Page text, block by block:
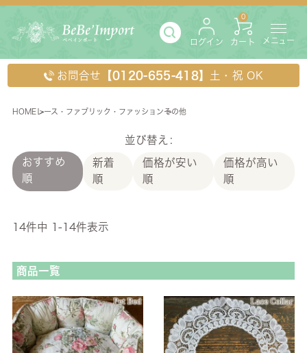
ログイン カート
0
メニュー
お問合せ 【0120-655-418】 土・祝 OK
HOME レース・ファブリック・ファッションその他
並び替え
おすすめ
順
新着
順
価格が安い
順
価格が高い
順
14件中 1 -14件表示
商品一覧